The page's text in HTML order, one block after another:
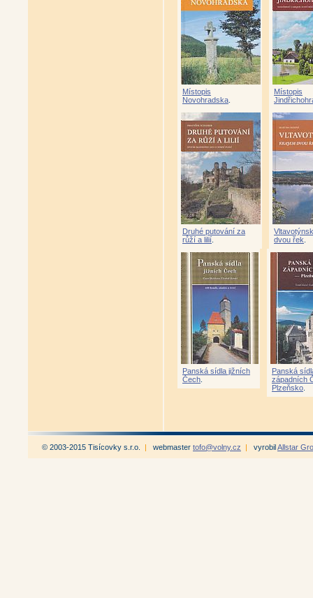
Místopis
Novohradska
Místopis
Druhé putování za
růží a lilií
dvou řek
Panská sídla jižních
Čech
Panská
západních
Plzeňsko
© 2003-2015 Tisícovky s.r.o. | webmaster tofo@volny.cz | vyrobilAllstar